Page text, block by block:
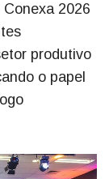
2026
produtivo
o papel